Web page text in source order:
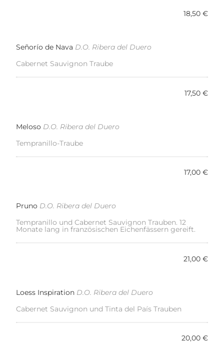
18,50 €
Señorío de Nava D.O. Ribera del Duero
Cabernet Sauvignon Traube
17,50 €
Meloso D.O. Ribera del Duero
Tempranillo-Traube
17,00 €
Pruno D.O. Ribera del Duero
Tempranillo und Cabernet Sauvignon Trauben. 12
Monate lang in französischen Eichenfässern gereift.
21,00 €
Loess Inspiration D.O. Ribera del Duero
Cabernet Sauvignon und Tinta del País Trauben
20,00 €